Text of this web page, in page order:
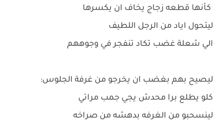
كأنها قطعه زجاج يخاف ان يكسرها
ليتحول اياد من الرجل اللطيف
الي شعلة غضب تكاد تنفجر في وجوههم
ليصيح بهم بغضب ان يخرجو من غرفة الجلوس:
كلو يطلع برا محدش يجي جمب مراتي
لينسحبو من الغرفه بدهشه من صراخه